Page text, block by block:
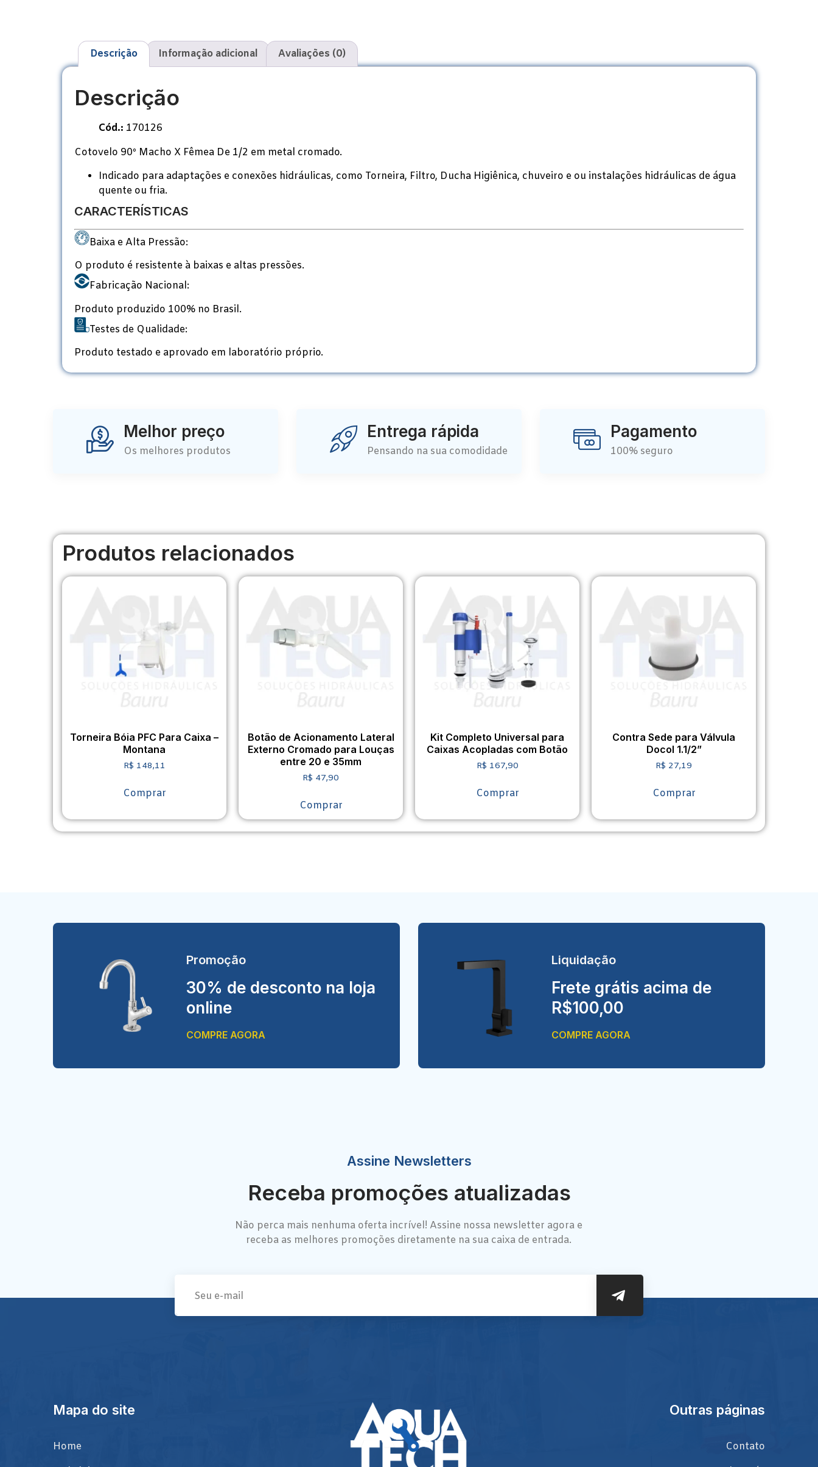
Descrição Informação adicional Avaliações (0)
Descrição
Cód.: 170126
Cotovelo 90º Macho X Fêmea De 1/2 em metal cromado.
Indicado para adaptações e conexões hidráulicas, como Torneira, Filtro, Ducha Higiênica, chuveiro e ou instalações hidráulicas de água
quente ou fria.
CARACTERÍSTICAS
Baixa e Alta Pressão:
O produto é resistente à baixas e altas pressões.
Fabricação Nacional:
Produto produzido 100% no Brasil.
Testes de Qualidade:
Produto testado e aprovado em laboratório próprio.
Melhor preço
Os melhores produtos
Entrega rápida
Pensando na sua comodidade
Pagamento
100% seguro
Produtos relacionados
Torneira Bóia PFC Para Caixa –
Montana
R$ 148,11
Comprar
Botão de Acionamento Lateral
Externo Cromado para Louças
entre 20 e 35mm
R$ 47,90
Comprar
Kit Completo Universal para
Caixas Acopladas com Botão
R$ 167,90
Comprar
Contra Sede para Válvula
Docol 1.1/2”
R$ 27,19
Comprar
Promoção
30% de desconto na loja
online
COMPRE AGORA
Liquidação
Frete grátis acima de
R$100,00
COMPRE AGORA
Assine Newsletters
Receba promoções atualizadas
Não perca mais nenhuma oferta incrível! Assine nossa newsletter agora e
receba as melhores promoções diretamente na sua caixa de entrada.
Mapa do site
Home
Outras páginas
Contato